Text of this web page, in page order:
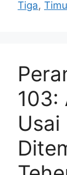
Tiga,
103: